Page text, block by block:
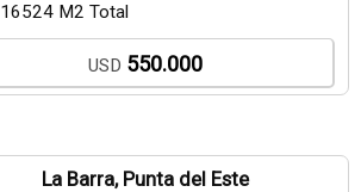
16524 M2 Total
USD 550.000
La Barra, Punta del Este